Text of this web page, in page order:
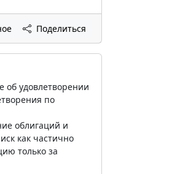
Поделиться
об удовлетворении
по
облигаций и
как частично
только за